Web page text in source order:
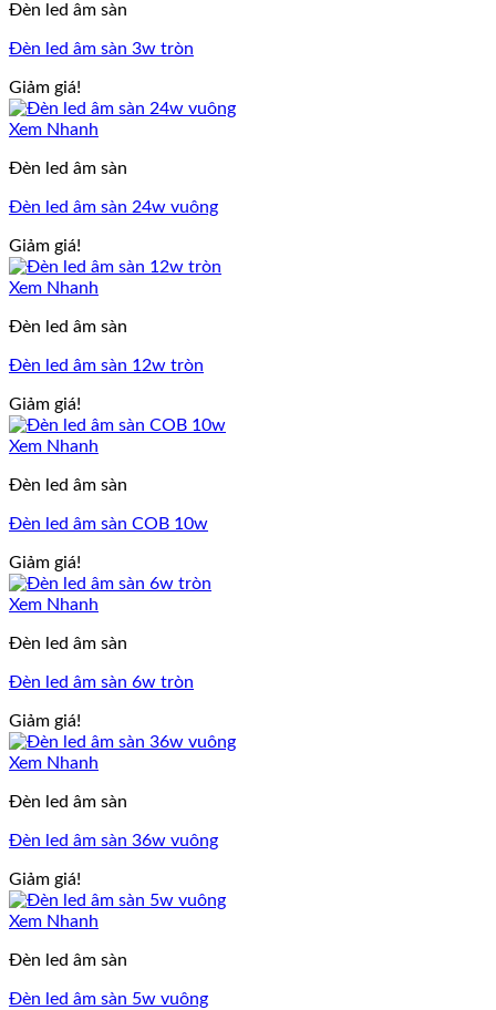
Đèn led âm sàn
Đèn led âm sàn 3w tròn
Giảm giá!
Xem Nhanh
Đèn led âm sàn
Đèn led âm sàn 24w vuông
Giảm giá!
Xem Nhanh
Đèn led âm sàn
Đèn led âm sàn 12w tròn
Giảm giá!
Xem Nhanh
Đèn led âm sàn
Đèn led âm sàn COB 10w
Giảm giá!
Xem Nhanh
Đèn led âm sàn
Đèn led âm sàn 6w tròn
Giảm giá!
Xem Nhanh
Đèn led âm sàn
Đèn led âm sàn 36w vuông
Giảm giá!
Xem Nhanh
Đèn led âm sàn
Đèn led âm sàn 5w vuông